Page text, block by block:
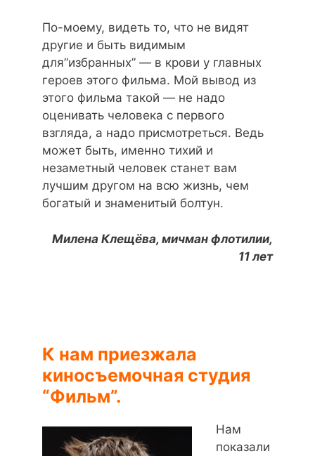
По-моему, видеть то, что не видят
другие и быть видимым
для”избранных” — в крови у главных
героев этого фильма. Мой вывод из
этого фильма такой — не надо
оценивать человека с первого
взгляда, а надо присмотреться. Ведь
может быть, именно тихий и
незаметный человек станет вам
лучшим другом на всю жизнь, чем
богатый и знаменитый болтун.
Милена Клещёва, мичман флотилии,
11 лет
К нам приезжала
киносъемочная студия
“Фильм”.
Нам
показали